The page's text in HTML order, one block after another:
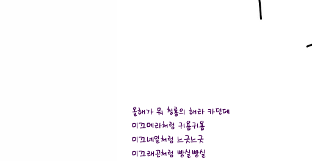
올해가 뭐 청룡의 해라 카던데
미끄메라처럼 귀욤귀욤
미끄네일처럼 느긋느긋
미끄래곤처럼 빵실빵실